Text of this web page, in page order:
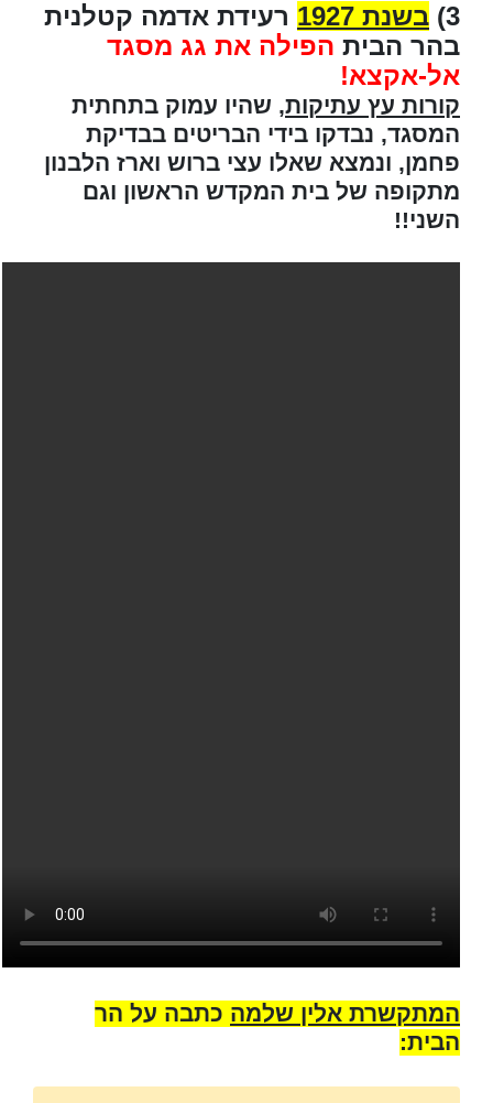
3) בשנת 1927
רעידת אדמה קטלנית
בהר הבית הפילה את גג מסגד
אל-אקצא!
קורות עץ עתיקות, שהיו עמוק בתחתית
המסגד, נבדקו בידי הבריטים בבדיקת
פחמן, ונמצא שאלו עצי ברוש וארז הלבנון
מתקופה של בית המקדש הראשון וגם
השני!!
המתקשרת אלין שלמה כתבה על הר
הבית: